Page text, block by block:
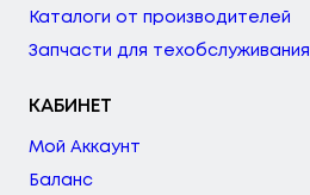
Каталоги от производителей
Запчасти для техобслуживания
КАБИНЕТ
Мой Аккаунт
Баланс